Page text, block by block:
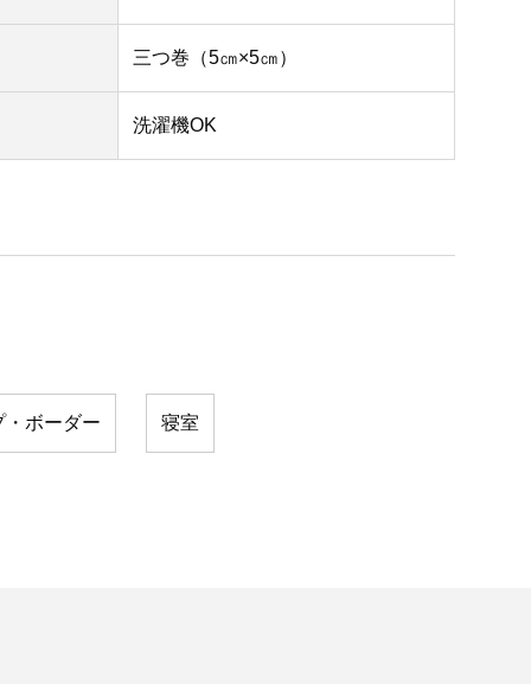
三つ巻（5㎝×5㎝）
洗濯機OK
・ボーダー 寝室